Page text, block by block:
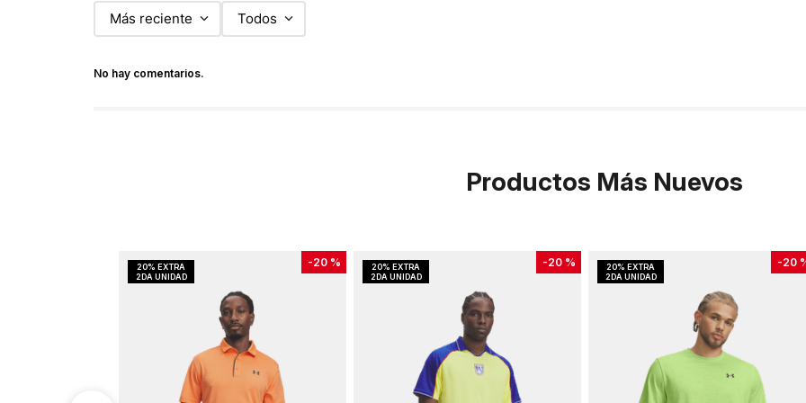
Más reciente Todos
No hay comentarios.
Productos Más Nuevos
-20 % -20 % -20